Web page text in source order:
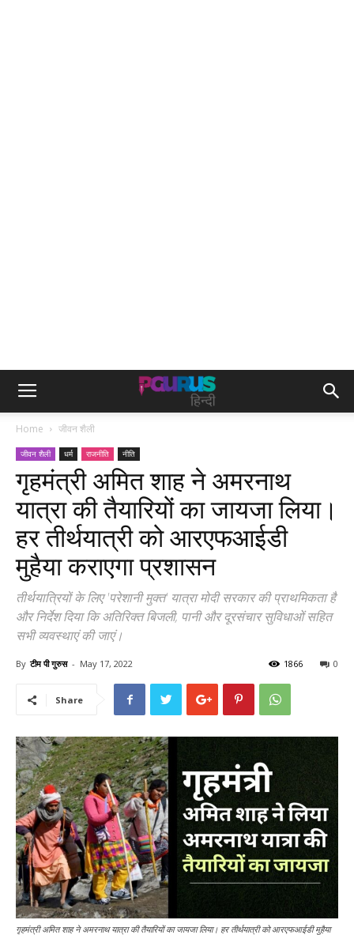
Home जीवन शैली
जीवन शैली धर्म राजनीति नीति
गृहमंत्री अमित शाह ने अमरनाथ
यात्रा की तैयारियों का जायजा लिया।
हर तीर्थयात्री को आरएफआईडी
मुहैया कराएगा प्रशासन
तीर्थयात्रियों के लिए 'परेशानी मुक्त' यात्रा मोदी सरकार की प्राथमिकता है
और निर्देश दिया कि अतिरिक्त बिजली, पानी और दूरसंचार सुविधाओं सहित
सभी व्यवस्थाएं की जाएं।
By टीम पी गुरुस - May 17, 2022 0
1866
Share
गृहमंत्री अमित शाह ने अमरनाथ यात्रा की तैयारियों का जायजा लिया। हर तीर्थयात्री को आरएफआईडी मुहैया